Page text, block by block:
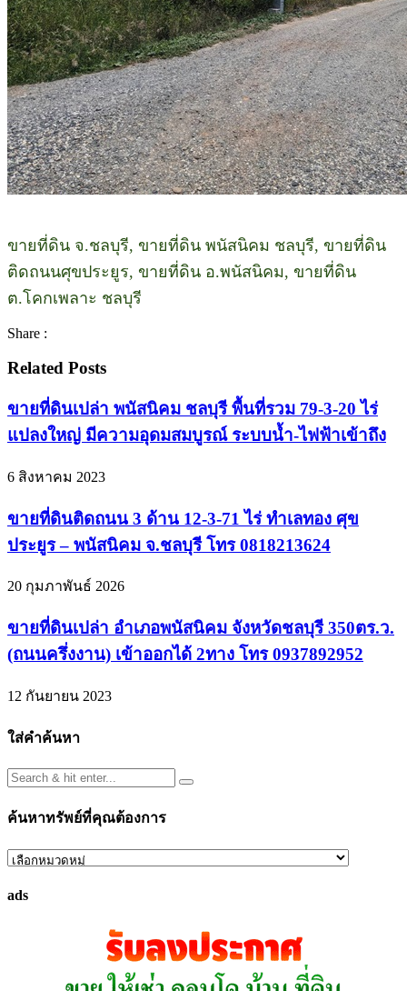
ขายที่ดิน จ.ชลบุรี, ขายที่ดิน พนัสนิคม ชลบุรี, ขายที่ดิน
ติดถนนศุขประยูร, ขายที่ดิน อ.พนัสนิคม, ขายที่ดิน
ต.โคกเพลาะ ชลบุรี
Share :
Related Posts
ขายที่ดินเปล่า พนัสนิคม ชลบุรี พื้นที่รวม 79-3-20 ไร่
แปลงใหญ่ มีความอุดมสมบูรณ์ ระบบน้ำ-ไฟฟ้าเข้าถึง
6 สิงหาคม 2023
ขายที่ดินติดถนน 3 ด้าน 12-3-71 ไร่ ทำเลทอง ศุข
ประยูร – พนัสนิคม จ.ชลบุรี โทร 0818213624
20 กุมภาพันธ์ 2026
ขายที่ดินเปล่า อำเภอพนัสนิคม จังหวัดชลบุรี 350ตร.ว.
(ถนนครึ่งงาน) เข้าออกได้ 2ทาง โทร 0937892952
12 กันยายน 2023
ใส่คำค้นหา
ค้นหาทรัพย์ที่คุณต้องการ
ค้นหา
ที่
ads